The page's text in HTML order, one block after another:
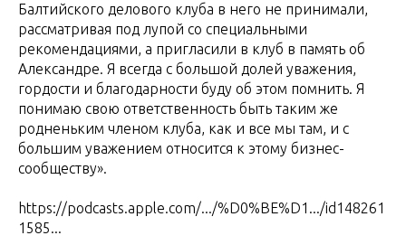
Балтийского делового клуба в него не принимали,
рассматривая под лупой со специальными
рекомендациями, а пригласили в клуб в память об
Александре. Я всегда с большой долей уважения,
гордости и благодарности буду об этом помнить. Я
понимаю свою ответственность быть таким же
родненьким членом клуба, как и все мы там, и с
большим уважением относится к этому бизнес-
сообществу».
https://podcasts.apple.com/.../%D0%BE%D1.../id148261
1585...